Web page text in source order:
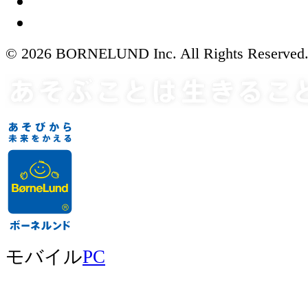
© 2026 BORNELUND Inc. All Rights Reserved.
モバイルPC